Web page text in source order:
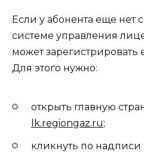
Если у абонента еще нет
системе управления
может
Для этого нужно:
открыть главную
lk.regiongaz.ru;
кликнуть по надписи